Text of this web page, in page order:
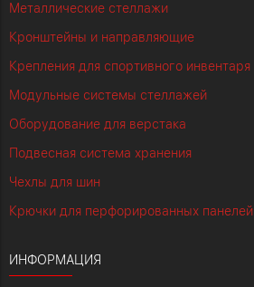
Металлические стеллажи
Кронштейны и направляющие
Крепления для спортивного инвентаря
Модульные системы стеллажей
Оборудование для верстака
Подвесная система хранения
Чехлы для шин
Крючки для перфорированных панелей
ИНФОРМАЦИЯ